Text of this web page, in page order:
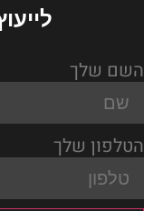
השם שלך
הטלפון שלך